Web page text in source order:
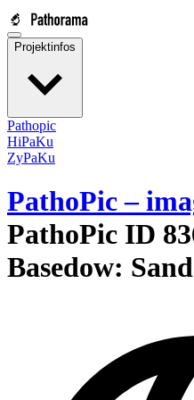
Projektinfos
Pathopic
HiPaKu
ZyPaKu
PathoPic –
PathoPic ID
Basedow: